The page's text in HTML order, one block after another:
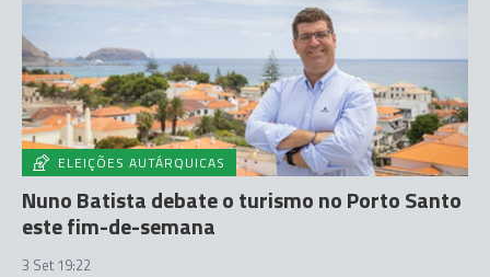
ELEIÇÕES AUTÁRQUICAS
Nuno Batista debate o turismo no Porto Santo
este fim-de-semana
3 Set 19:22